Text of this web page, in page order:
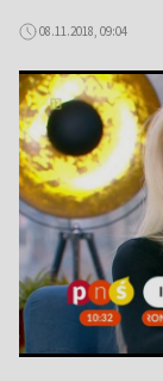
08.11.2018, 09:04